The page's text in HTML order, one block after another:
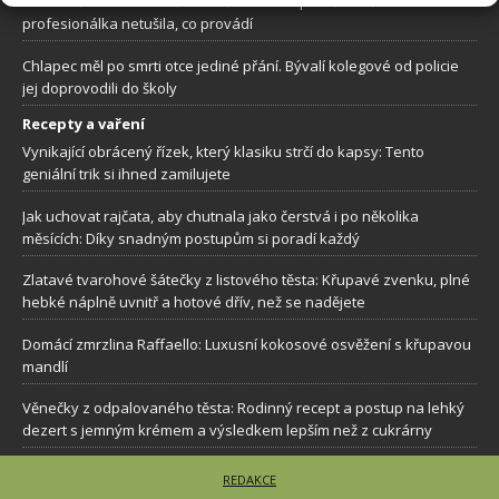
profesionálka netušila, co provádí
Chlapec měl po smrti otce jediné přání. Bývalí kolegové od policie
jej doprovodili do školy
Recepty a vaření
Vynikající obrácený řízek, který klasiku strčí do kapsy: Tento
geniální trik si ihned zamilujete
Jak uchovat rajčata, aby chutnala jako čerstvá i po několika
měsících: Díky snadným postupům si poradí každý
Zlatavé tvarohové šátečky z listového těsta: Křupavé zvenku, plné
hebké náplně uvnitř a hotové dřív, než se nadějete
Domácí zmrzlina Raffaello: Luxusní kokosové osvěžení s křupavou
mandlí
Věnečky z odpalovaného těsta: Rodinný recept a postup na lehký
dezert s jemným krémem a výsledkem lepším než z cukrárny
REDAKCE